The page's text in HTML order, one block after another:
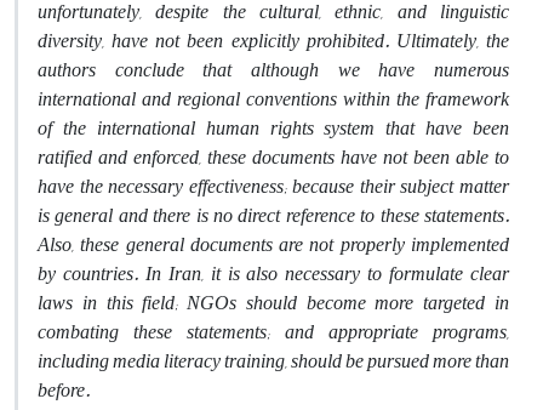
unfortunately, despite the cultural, ethnic, and linguistic
diversity, have not been explicitly prohibited. Ultimately, the
authors conclude that although we have numerous
international and regional conventions within the framework
of the international human rights system that have been
ratified and enforced, these documents have not been able to
have the necessary effectiveness; because their subject matter
is general and there is no direct reference to these statements.
Also, these general documents are not properly implemented
by countries. In Iran, it is also necessary to formulate clear
laws in this field; NGOs should become more targeted in
combating these statements; and appropriate programs,
including media literacy training, should be pursued more than
before.